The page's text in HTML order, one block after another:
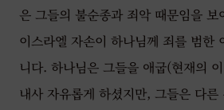
은 그들의 불순종과 죄악 때문임을
이스라엘 자손이 하나님께 죄를 범한
니다. 하나님은 그들을 애굽(현재의
내사 자유롭게 하셨지만, 그들은 다